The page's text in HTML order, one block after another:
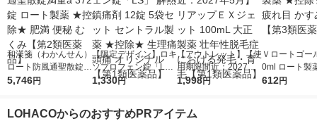
和漢箋（わかんせん）
ロート防風通聖散錠満
量a 372錠 ロート製薬
5,746円
【限定デザイン】ロキ
ソプロフェン錠「L
S」 解熱鎮痛剤 12錠
頭痛 オリジナル【第1
1,330円
【アウトレット】【使
用期限間近：2027年5
月】リアップＥＸジェ
発毛・育毛【第1類医
1,998円
Ｖロートゴー
0ml ロート製
除★ 目薬 疲
612円
LOHACOからのおすすめPRアイテム